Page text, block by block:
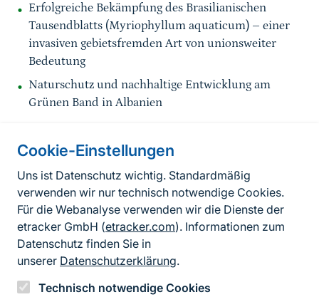
Cookie-Einstellungen
Uns ist Datenschutz wichtig. Standardmäßig
verwenden wir nur technisch notwendige Cookies.
Für die Webanalyse verwenden wir die Dienste der
etracker GmbH (etracker.com). Informationen zum
Datenschutz finden Sie in
unserer Datenschutzerklärung.
Technisch notwendige Cookies
Erfolgreiche Bekämpfung des Brasilianischen
Tausendblatts (Myriophyllum aquaticum) – einer
invasiven gebietsfremden Art von unionsweiter
Bedeutung
Naturschutz und nachhaltige Entwicklung am
Grünen Band in Albanien
Informationen zur Seite
FußzeileKontakt zum BfN
Kontaktformular
Erklärung zur Barrierefreiheit
Impressum